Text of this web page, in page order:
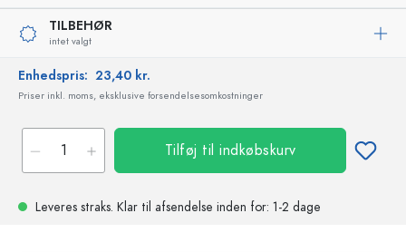
TILBEHØR
intet valgt
Enhedspris: 23,40 kr.
Priser inkl. moms, eksklusive forsendelsesomkostninger
Tilføj til indkøbskurv
Leveres straks. Klar til afsendelse inden for: 1-2 dage